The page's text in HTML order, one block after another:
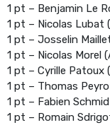
1 pt – Benjamin Le
1 pt – Nicolas Lubat
1 pt – Josselin
1 pt – Nicolas Morel
1 pt – Cyrille Patoux
1 pt – Thomas
1 pt – Fabien
1 pt – Romain